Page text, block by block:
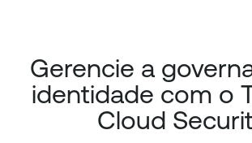
Gerencie a
identidade com o
Cloud